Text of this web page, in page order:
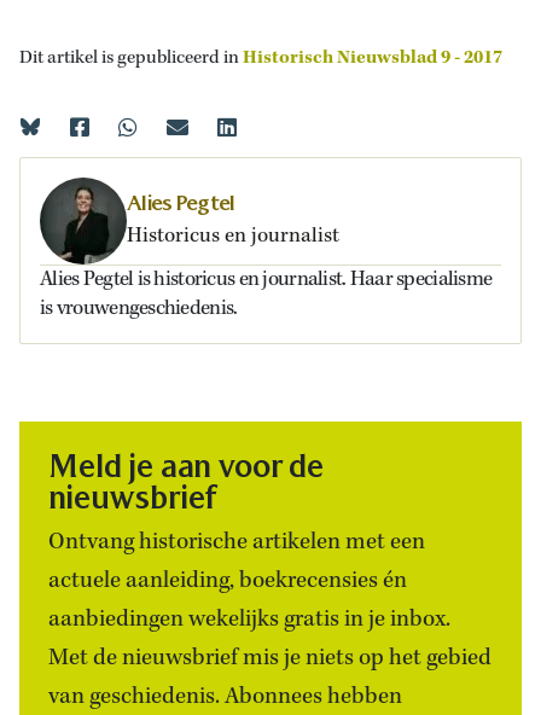
Dit artikel is gepubliceerd inHistorisch Nieuwsblad 9 - 2017
Alies Pegtel
Historicus en journalist
Alies Pegtel is historicus en journalist. Haar specialisme
is vrouwengeschiedenis.
Meld je aan voor de
nieuwsbrief
Ontvang historische artikelen met een
actuele aanleiding, boekrecensies én
aanbiedingen wekelijks gratis in je inbox.
Met de nieuwsbrief mis je niets op het gebied
van geschiedenis. Abonnees hebben